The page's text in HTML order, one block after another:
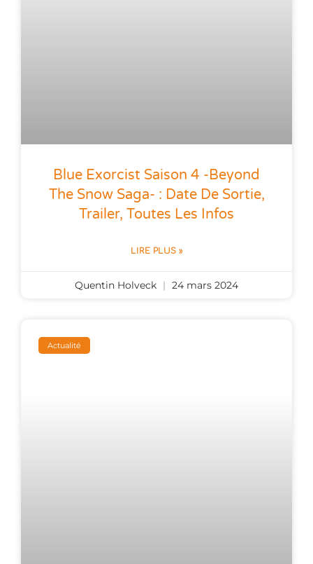
Blue Exorcist Saison 4 -Beyond
The Snow Saga- : Date De Sortie,
Trailer, Toutes Les Infos
LIRE PLUS »
Quentin Holveck 24 mars 2024
Actualité